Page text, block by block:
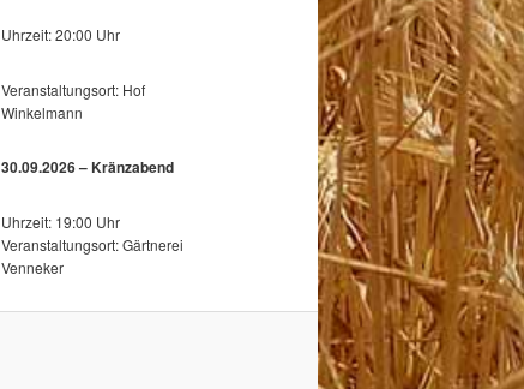
Uhrzeit: 20:00 Uhr
Veranstaltungsort: Hof
Winkelmann
30.09.2026 – Kränzabend
Uhrzeit: 19:00 Uhr
Veranstaltungsort: Gärtnerei
Venneker